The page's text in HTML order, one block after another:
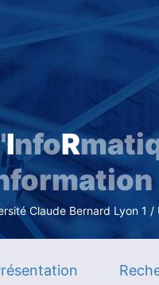
InfoR
Claude Bernard Lyon 1